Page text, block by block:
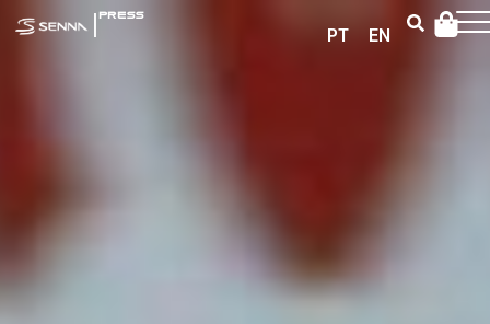
| PRESS
PT EN